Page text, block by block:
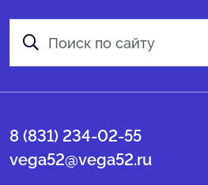
8 (831) 234-02-55
vega52@vega52.ru